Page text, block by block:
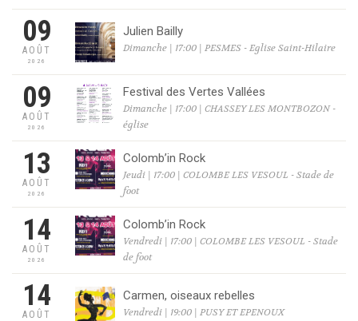
09
AOÛT
2026
Julien Bailly
Dimanche | 17:00 | PESMES - Eglise Saint-Hilaire
09
AOÛT
2026
Festival des Vertes Vallées
Dimanche | 17:00 | CHASSEY LES MONTBOZON -
église
13
AOÛT
2026
Colomb’in Rock
Jeudi | 17:00 | COLOMBE LES VESOUL - Stade de
foot
14
AOÛT
2026
Colomb’in Rock
Vendredi | 17:00 | COLOMBE LES VESOUL - Stade
de foot
14
AOÛT
Carmen, oiseaux rebelles
Vendredi | 19:00 | PUSY ET EPENOUX